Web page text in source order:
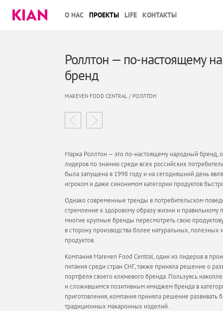
О НАС ПРОЕКТЫ LIFE КОНТАКТЫ
Роллтон — по-настоящему
бренд
MAREVEN FOOD CENTRAL / РОЛЛТОН
Марка Роллтон — это по-настоящему народный бренд,
лидеров по знанию среди всех российских
была запущена в 1998 году и на сегодняшний день
игроком и даже синонимом категории продуктов
Однако современные тренды в потребительском
стремление к здоровому образу жизни и правильному
многие крупные бренды пересмотреть свою
в сторону производства более натуральных, полезных
продуктов.
Компания Mareven Food Central, один из лидеров в
питания среди стран СНГ, также приняла решение о
портфеля своего ключевого бренда. Пользуясь
и сложившимся позитивным имиджем бренда в
приготовления, компания приняла решение развивать
традиционных макаронных изделий.